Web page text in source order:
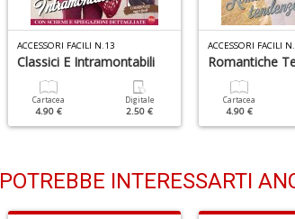
ACCESSORI FACILI N.13
Classici E Intramontabili
Cartacea
4.90 €
Digitale
2.50 €
ACCESSORI FACILI
Romantiche
Cartacea
4.90 €
POTREBBE INTERESSARTI